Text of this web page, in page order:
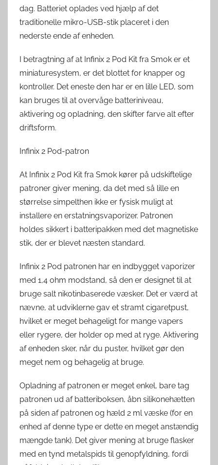
dag. Batteriet oplades ved hjælp af det
traditionelle mikro-USB-stik placeret i den
nederste ende af enheden.
I betragtning af at Infinix 2 Pod Kit fra Smok er et
miniaturesystem, er det blottet for knapper og
kontroller. Det eneste den har er en lille LED, som
kan bruges til at overvåge batteriniveau,
aktivering og opladning, den skifter farve alt efter
driftsform.
Infinix 2 Pod-patron
At Infinix 2 Pod Kit fra Smok kører på udskiftelige
patroner giver mening, da det med så lille en
størrelse simpelthen ikke er fysisk muligt at
installere en erstatningsvaporizer. Patronen
holdes sikkert i batteripakken med det magnetiske
stik, der er blevet næsten standard.
Infinix 2 Pod patronen har en indbygget vaporizer
med 1,4 ohm modstand, så den er designet til at
bruge salt nikotinbaserede væsker. Det er værd at
nævne, at udviklerne gav et stramt cigaretpust,
hvilket er meget behageligt for mange vapers
eller rygere, der holder op med at ryge. Aktivering
af enheden sker, når du puster, hvilket gør den
meget nem og behagelig at bruge.
Opladning af patronen er meget enkel, bare tag
patronen ud af batteriboksen, åbn silikonehætten
på siden af ​​patronen og hæld 2 ml væske (for en
enhed af denne type er dette en meget anstændig
mængde tank). Det giver mening at bruge flasker
med en tynd metalspids til genopfyldning, fordi